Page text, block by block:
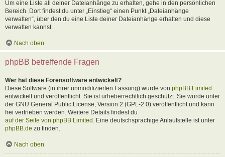
Um eine Liste all deiner Dateianhänge zu erhalten, gehe in den persönlichen
Bereich. Dort findest du unter „Einstieg“ einen Punkt „Dateianhänge
verwalten“, über den du eine Liste deiner Dateianhänge erhalten und diese
verwalten kannst.
Nach oben
phpBB betreffende Fragen
Wer hat diese Forensoftware entwickelt?
Diese Software (in ihrer unmodifizierten Fassung) wurde von phpBB Limited
entwickelt und veröffentlicht. Sie ist urheberrechtlich geschützt. Sie wurde unter
der GNU General Public License, Version 2 (GPL-2.0) veröffentlicht und kann
frei vertrieben werden. Weitere Details findest du
auf der Seite von phpBB Limited . Eine deutschsprachige Anlaufstelle ist unter
phpBB.de zu finden.
Nach oben